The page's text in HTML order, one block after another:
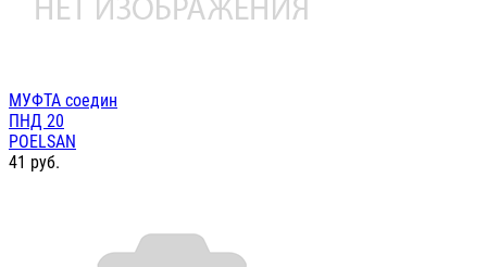
МУФТА соедин
ПНД 20
POELSAN
41 руб.